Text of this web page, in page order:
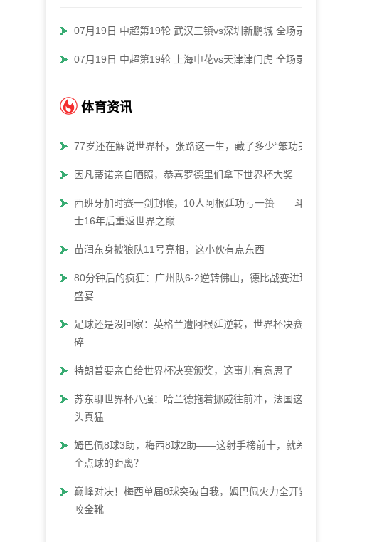
07月19日 中超第19轮 武汉三镇vs深圳新鹏城 全场录像
07月19日 中超第19轮 上海申花vs天津津门虎 全场录像
体育资讯
77岁还在解说世界杯，张路这一生，藏了多少“笨功夫”
因凡蒂诺亲自晒照，恭喜罗德里们拿下世界杯大奖
西班牙加时赛一剑封喉，10人阿根廷功亏一篑——斗牛
士16年后重返世界之巅
苗润东身披狼队11号亮相，这小伙有点东西
80分钟后的疯狂：广州队6-2逆转佛山，德比战变进球
盛宴
足球还是没回家：英格兰遭阿根廷逆转，世界杯决赛梦
碎
特朗普要亲自给世界杯决赛颁奖，这事儿有意思了
苏东聊世界杯八强：哈兰德拖着挪威往前冲，法国这势
头真猛
姆巴佩8球3助，梅西8球2助——这射手榜前十，就差一
个点球的距离？
巅峰对决！梅西单届8球突破自我，姆巴佩火力全开紧
咬金靴